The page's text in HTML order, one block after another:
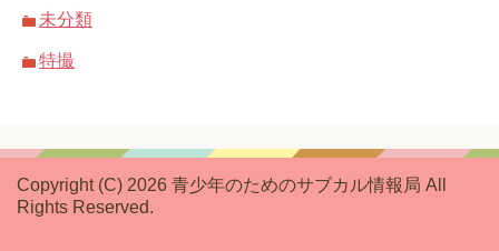
未分類
特撮
Copyright (C) 2026 青少年のためのサブカル情報局 All
Rights Reserved.